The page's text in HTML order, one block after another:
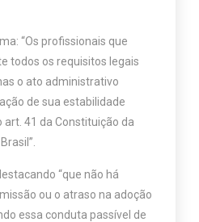
“Os profissionais que
todos os requisitos legais
o ato administrativo
de sua estabilidade
41 da Constituição da
“que não há
ou o atraso na adoção
essa conduta passível de